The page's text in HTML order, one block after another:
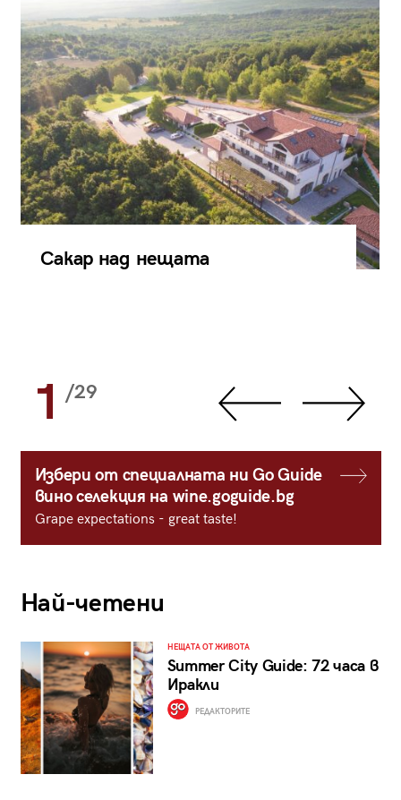
Сакар над нещата
1 /29
Избери от специалната ни Go Guide
вино селекция на wine.goguide.bg
Grape expectations - great taste!
Най-четени
НЕЩАТА ОТ ЖИВОТА
Summer City Guide: 72 часа в
Иракли
РЕДАКТОРИТЕ